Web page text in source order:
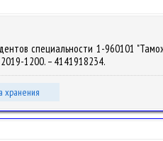
специальности 1-960101
1200. – 4141918234.
хранения